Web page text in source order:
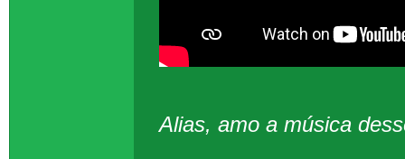
Alias, amo a música